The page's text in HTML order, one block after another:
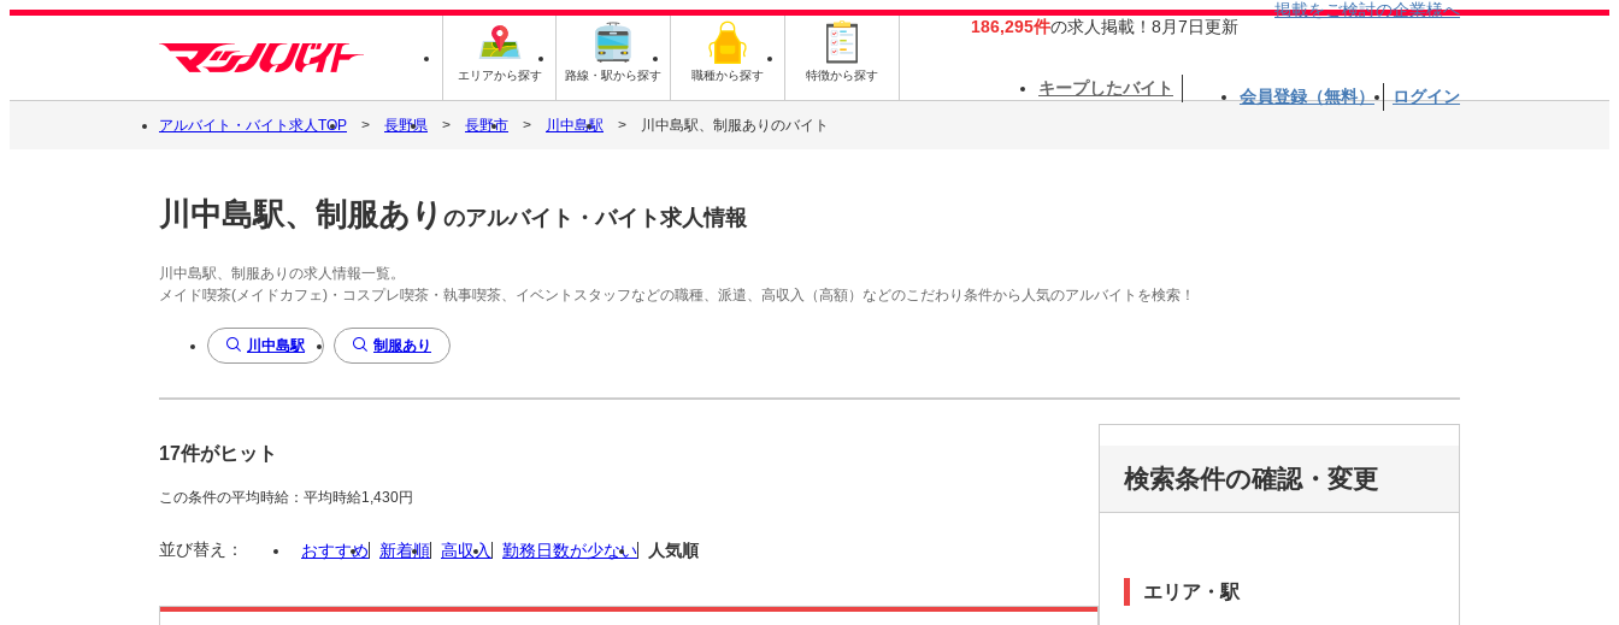
エリアから探す 路線・駅から探す 職種から探す 特徴から探す
186,295件の求人掲載！8月7日更新
掲載をご検討の企業様へ
キープしたバイト 会員登録（無料） ログイン
アルバイト・バイト求人TOP 長野県 長野市 川中島駅 川中島駅、制服ありのバイト
川中島駅、制服あり のアルバイト・バイト求人情報
川中島駅、制服ありの求人情報一覧。
メイド喫茶(メイドカフェ)・コスプレ喫茶・執事喫茶、イベントスタッフなどの職種、派遣、高収入（高額）などのこだわり条件から人気のアルバイトを検索！
川中島駅 制服あり
17件がヒット
この条件の平均時給：平均時給1,430円
並び替え： おすすめ 新着順 高収入 勤務日数が少ない 人気順
検索条件の確認・変更
エリア・駅